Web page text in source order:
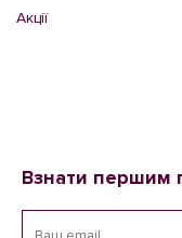
Акції
Взнати першим